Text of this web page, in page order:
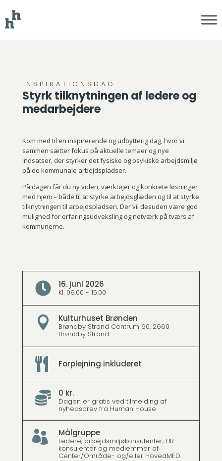
INSPIRATIONSDAG
Styrk tilknytningen af ledere og
medarbejdere
Kom med til en inspirerende og udbytterig dag, hvor vi
sammen sætter fokus på aktuelle temaer og nye
indsatser, der styrker det fysiske og psykiske arbejdsmiljø
på de kommunale arbejdspladser.
På dagen får du ny viden, værktøjer og konkrete løsninger
med hjem – både til at styrke arbejdsglæden og til at styrke
tilknytningen til arbejdspladsen. Der vil desuden være god
mulighed for erfaringsudveksling og netværk på tværs af
kommunerne.
 16. juni 2026
Kl. 09.00 - 15.00
 Kulturhuset Brønden
Brøndby Strand Centrum 60, 2660
Brøndby Strand
 Forplejning inkluderet
 0 kr.
Dagen er gratis ved tilmelding af
nyhedsbrev fra Human House
 Målgruppe
Ledere, arbejdsmiljøkonsulenter, HR-
konsulenter og medlemmer af
Center/Område- og/eller HovedMED.